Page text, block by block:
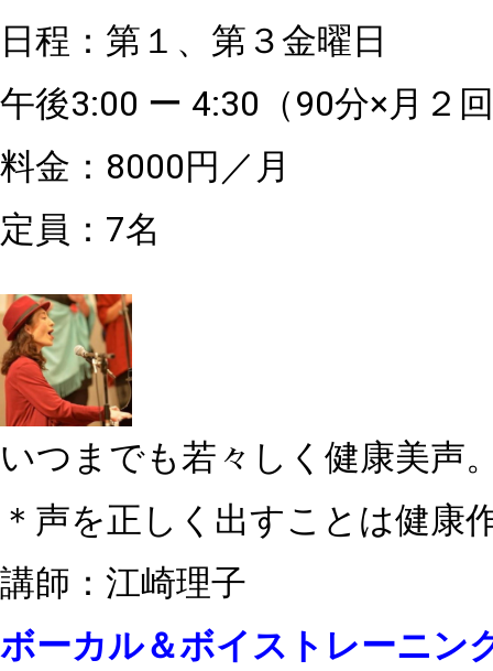
日程：第１、第３金曜日
午後3:00 ー 4:30（90分×月２
料金：8000円／月
定員：7名
いつまでも若々しく健康美声
＊声を正しく出すことは健康
講師：江崎理子
ボーカル＆ボイストレーニン